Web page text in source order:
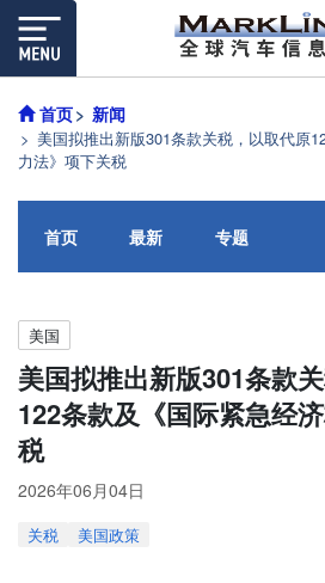
首页 新闻
美国拟推出新版301条款关税，以取代原
力法》项下关税
首页 最新 专题
美国
美国拟推出新版301条款
122条款及《国际紧急经
税
2026年06月04日
关税 美国政策